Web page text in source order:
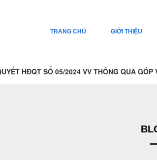
TRANG CHỦ GIỚI THIỆU
HĐQT SỐ 05/2024 VV THÔNG QUA